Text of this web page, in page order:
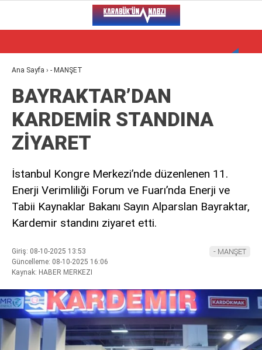
WhatsApp İhbar Hattı
Facebook
29.8
KARABÜK
VİDEO
ALT MANŞET
GÜNCEL
BÖLGEDEN
SPOR
SERVISLER
Ana Sayfa › - MANŞET
BAYRAKTAR’DAN
KARDEMİR STANDINA
ZİYARET
İstanbul Kongre Merkezi’nde düzenlenen 11.
Enerji Verimliliği Forum ve Fuarı’nda Enerji ve
Tabii Kaynaklar Bakanı Sayın Alparslan Bayraktar,
Kardemir standını ziyaret etti.
Giriş: 08-10-2025 13:53
Güncelleme: 08-10-2025 16:06
Kaynak: HABER MERKEZI
- MANŞET